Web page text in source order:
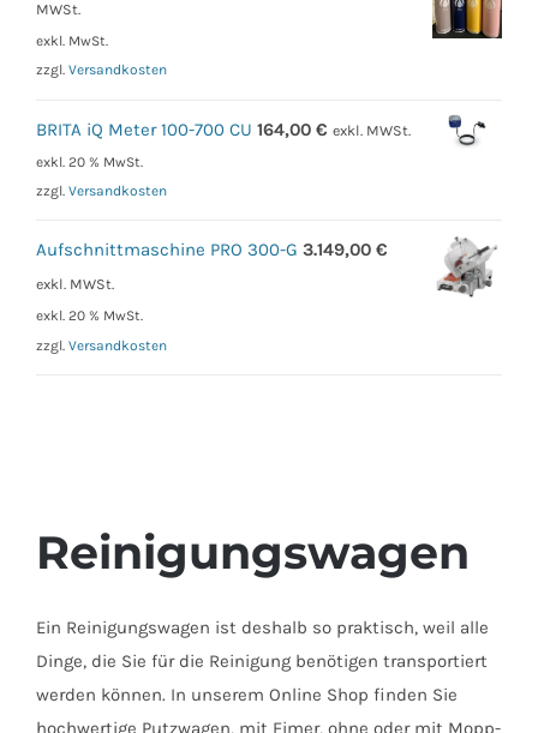
Reinigungswagen
Ein Reinigungswagen ist deshalb so praktisch, weil alle
Dinge, die Sie für die Reinigung benötigen transportiert
werden können. In unserem Online Shop finden Sie
hochwertige Putzwagen, mit Eimer, ohne oder mit Mopp-
MWSt.
exkl. MwSt.
zzgl. Versandkosten
BRITA iQ Meter 100-700 CU 164,00 € exkl. MWSt.
exkl. 20 % MwSt.
zzgl. Versandkosten
Aufschnittmaschine PRO 300-G 3.149,00 €
exkl. MWSt.
exkl. 20 % MwSt.
zzgl. Versandkosten